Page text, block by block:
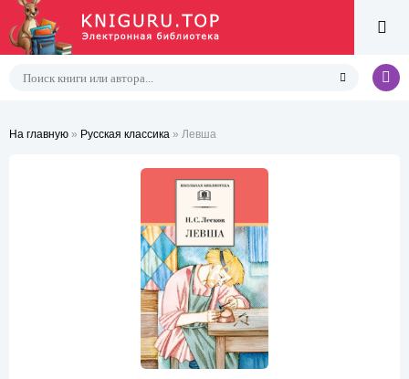
На главную » Русская классика » Левша